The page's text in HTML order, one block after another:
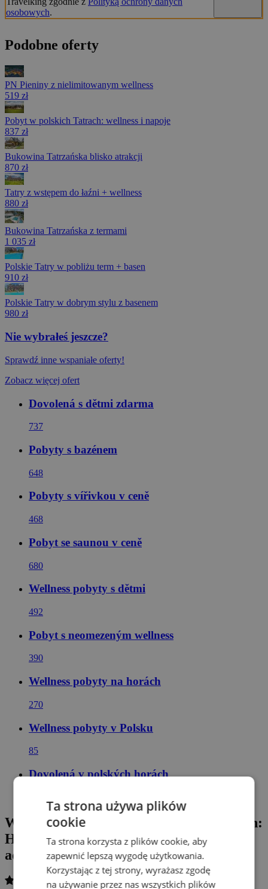
osobowych.
Podobne oferty
PN Pieniny z nielimitowanym wellness
519 zł
Pobyt w polskich Tatrach: wellness i napoje
837 zł
Bukowina Tatrzańska blisko atrakcji
870 zł
Tatry z wstępem do łaźni + wellness
880 zł
Bukowina Tatrzańska z termami
1 035 zł
Polskie Tatry w pobliżu term + basen
910 zł
Polskie Tatry w dobrym stylu z basenem
980 zł
Nie wybrałeś jeszcze?
Sprawdź inne wspaniałe oferty!
Zobacz więcej ofert
Dovolená s dětmi zdarma
737
Pobyty s bazénem
648
Pobyty s vířivkou v ceně
468
Pobyt se saunou v ceně
680
Wellness pobyty s dětmi
492
Pobyt s neomezeným wellness
390
Wellness pobyty na horách
270
Wellness pobyty v Polsku
85
Dovolená v polských horách
W pobliżu miejscowości uzdrowiskowych:
Hotel Klimek SPA **** z własnym
aquaparkiem, saunami + obiadokolacje
Ta strona używa plików
cookie
Ta strona korzysta z plików cookie, aby
zapewnić lepszą wygodę użytkowania.
Korzystając z tej strony, wyrażasz zgodę
na używanie przez nas wszystkich plików